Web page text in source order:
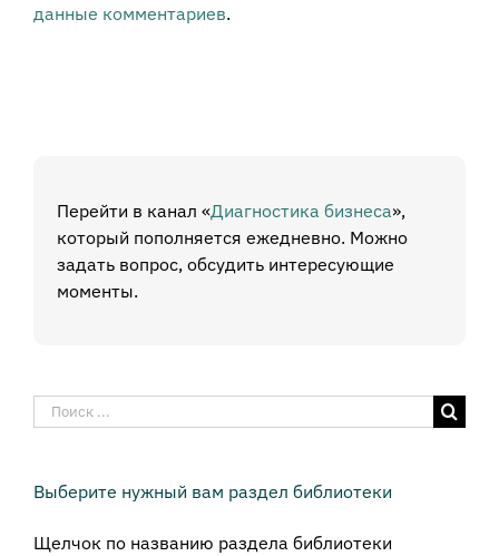
данные комментариев.
Перейти в канал «Диагностика бизнеса»,
который пополняется ежедневно. Можно
задать вопрос, обсудить интересующие
моменты.
Результат
поиска:
Выберите нужный вам раздел библиотеки
Щелчок по названию раздела библиотеки